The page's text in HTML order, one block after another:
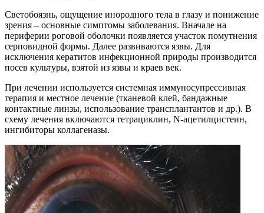
Светобоязнь, ощущение инородного тела в глазу и понижение
зрения – основные симптомы заболевания. Вначале на
периферии роговой оболочки появляется участок помутнения
серповидной формы. Далее развиваются язвы. Для
исключения кератитов инфекционной природы производится
посев культуры, взятой из язвы и краев век.
При лечении используется системная иммуносупрессивная
терапия и местное лечение (тканевой клей, бандажные
контактные линзы, использование трансплантантов и др.). В
схему лечения включаются тетрациклин, N-ацетилцистеин,
ингибиторы коллагеназы.